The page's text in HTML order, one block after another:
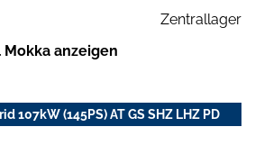
Zentrallager
Mokka anzeigen
107kW (145PS) AT GS SHZ LHZ PD